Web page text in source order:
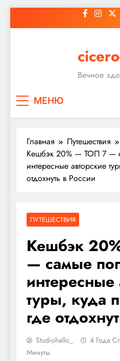
к
Вечное
МЕНЮ
Главная
Путешествия
Кешбэк 20% — ТОП 7 —
интересные авторские
отдохнуть в России
ПУТЕШЕСТВИЯ
Кешбэк
— самые
интересные
туры, куда
где
Studiohallo_ 4 Года
Минуты